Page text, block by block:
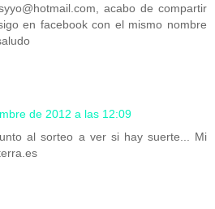
acabo de compartir
en facebook con el mismo nombre
de 2012 a las 12:09
al sorteo a ver si hay suerte... Mi